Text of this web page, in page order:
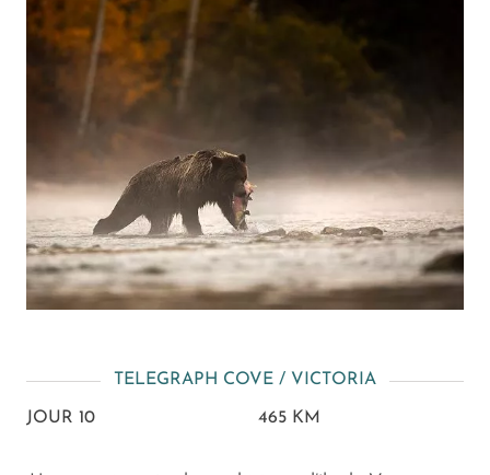
TELEGRAPH COVE / VICTORIA
JOUR 10 465 KM